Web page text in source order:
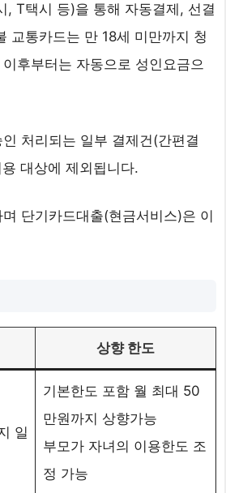
, T택시 등)을 통해 자동결제, 선결
교통카드는 만 18세 미만까지 청
후부터는 자동으로 성인요금으
처리되는 일부 결제건(간편결
대상에 제외됩니다.
단기카드대출(현금서비스)은 이
상향 한도
일
기본한도 포함 월 최대 50
만원까지 상향가능
부모가 자녀의 이용한도 조
정 가능